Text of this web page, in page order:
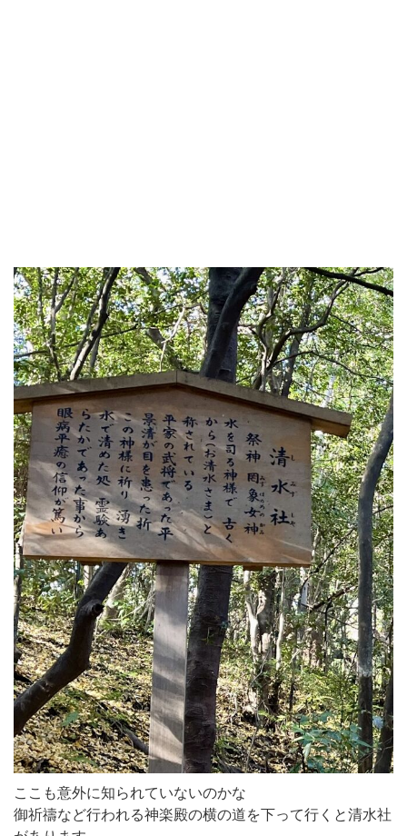
ここも意外に知られていないのかな
御祈禱など行われる神楽殿の横の道を下って行くと清水社